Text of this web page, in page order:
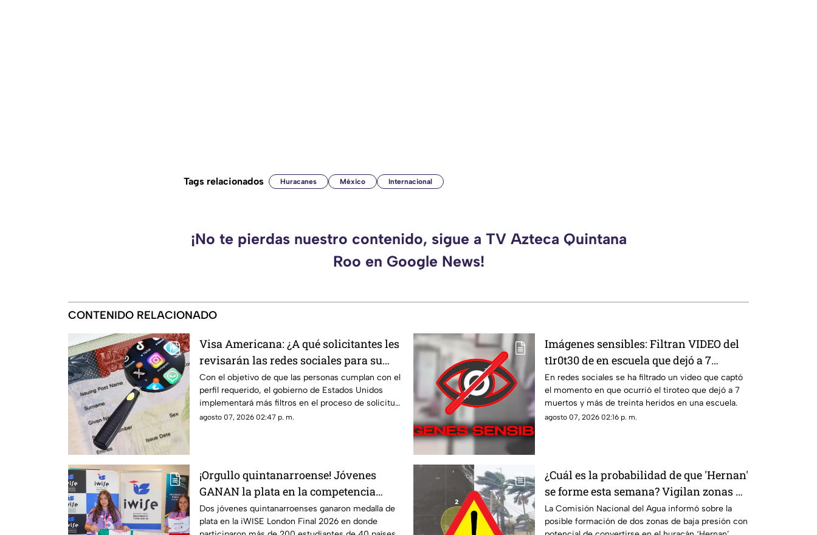
Tags relacionados Huracanes México Internacional
¡No te pierdas nuestro contenido, sigue a TV Azteca Quintana
Roo en Google News!
CONTENIDO RELACIONADO
Visa Americana: ¿A qué solicitantes les
revisarán las redes sociales para su
proceso?
Con el objetivo de que las personas cumplan con el
perfil requerido, el gobierno de Estados Unidos
implementará más filtros en el proceso de solicitud
de una visa americana y uno de ellos es que
agosto 07, 2026 02:47 p. m.
Imágenes sensibles: Filtran VIDEO del
t1r0t30 de en escuela que dejó a 7
mu3rt0s y más de 30 h3r1d0s; así
ocurrió la m4s4cr3
En redes sociales se ha filtrado un video que captó
el momento en que ocurrió el tiroteo que dejó a 7
muertos y más de treinta heridos en una escuela.
agosto 07, 2026 02:16 p. m.
¡Orgullo quintanarroense! Jóvenes
GANAN la plata en la competencia
iWISE London Final 2026
Dos jóvenes quintanarroenses ganaron medalla de
plata en la iWISE London Final 2026 en donde
¿Cuál es la probabilidad de que 'Hernan'
se forme esta semana? Vigilan zonas de
baja presión con potencial de
desarrollo ciclónico
La Comisión Nacional del Agua informó sobre la
posible formación de dos zonas de baja presión con